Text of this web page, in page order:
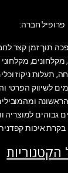
פרופיל חברה:
תוך זמן קצר
8 מ״מ, ברזי אמבט, אביזרי
תעלות ניקוז
לשיווק הפרטי
גבוהים למוצריה
בקרת איכות
הקטגוריות